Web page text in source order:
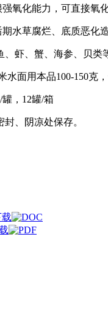
氧化能力，可直接氧
水草腐烂、底质恶化
、虾、蟹、海参、贝类
水面用本品100-150克
罐，12罐/箱
、阴凉处保存。
载